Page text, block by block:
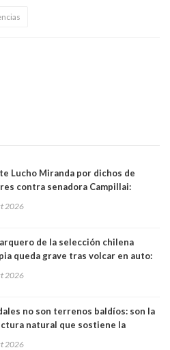
Lucho Miranda por dichos de
contra senadora Campillai:
dignidad"
2026
de la selección chilena
queda grave tras volcar en auto:
2026
no son terrenos baldíos: son la
natural que sostiene la
2026